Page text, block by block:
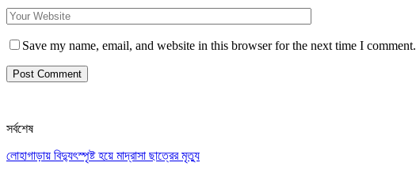
Save my name, email, and website in this browser for the next time I comment.
সর্বশেষ
লোহাগাড়ায় বিদ্যুৎস্পৃষ্ট হয়ে মাদ্রাসা ছাত্রের মৃত্যু